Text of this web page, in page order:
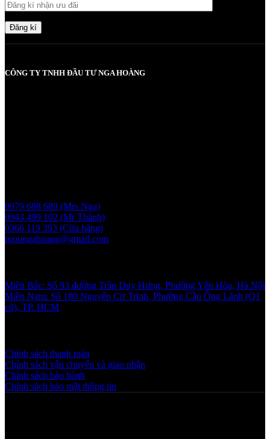
Đăng kí
CÔNG TY TNHH ĐẦU TƯ NGA HOÀNG
0979 688 689 (Mrs Nga)
0943 499 102 (Mr Thành)
0366 119 393 (Cửa hàng)
ruoungahoang@gmail.com
Miền Bắc: Số 93 đường Trần Duy Hưng, Phường Yên Hòa, Hà Nội
Miền Nam: Số 180 Nguyễn Cư Trinh, Phường Cầu Ông Lãnh (Q1
cũ), TP. HCM
Chính sách thanh toán
Chính sách vận chuyển và giao nhận
Chính sách bảo hành
Chính sách bảo mật thông tin